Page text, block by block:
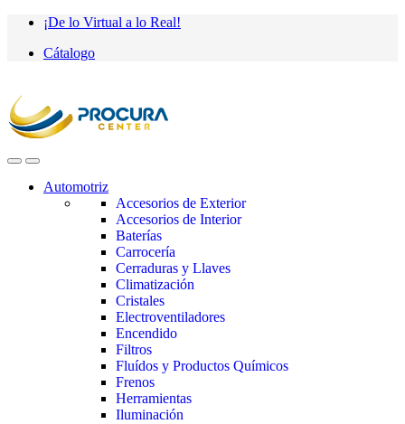
Saltar
navegación
saltar
contenido
¡De lo Virtual a lo Real!
Cátalogo
Automotriz
Accesorios de Exterior
Accesorios de Interior
Baterías
Carrocería
Cerraduras y Llaves
Climatización
Cristales
Electroventiladores
Encendido
Filtros
Fluídos y Productos Químicos
Frenos
Herramientas
Iluminación